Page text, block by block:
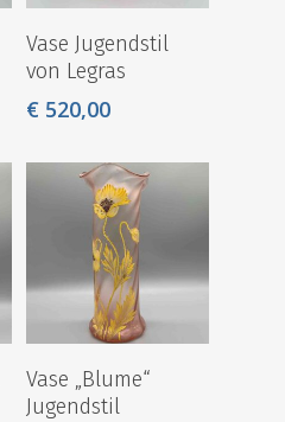
Vase Jugendstil
von Legras
€ 520,00
Vase „Blume“
Jugendstil